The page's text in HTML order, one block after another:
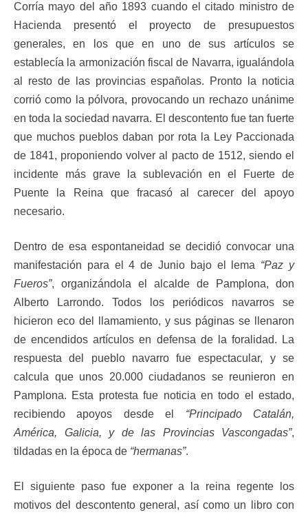
Corría mayo del año 1893 cuando el citado ministro de
Hacienda presentó el proyecto de presupuestos
generales, en los que en uno de sus artículos se
establecía la armonización fiscal de Navarra, igualándola
al resto de las provincias españolas. Pronto la noticia
corrió como la pólvora, provocando un rechazo unánime
en toda la sociedad navarra. El descontento fue tan fuerte
que muchos pueblos daban por rota la Ley Paccionada
de 1841, proponiendo volver al pacto de 1512, siendo el
incidente más grave la sublevación en el Fuerte de
Puente la Reina que fracasó al carecer del apoyo
necesario.
Dentro de esa espontaneidad se decidió convocar una
manifestación para el 4 de Junio bajo el lema “Paz y
Fueros”, organizándola el alcalde de Pamplona, don
Alberto Larrondo. Todos los periódicos navarros se
hicieron eco del llamamiento, y sus páginas se llenaron
de encendidos artículos en defensa de la foralidad. La
respuesta del pueblo navarro fue espectacular, y se
calcula que unos 20.000 ciudadanos se reunieron en
Pamplona. Esta protesta fue noticia en todo el estado,
recibiendo apoyos desde el “Principado Catalán,
América, Galicia, y de las Provincias Vascongadas”,
tildadas en la época de “hermanas”.
El siguiente paso fue exponer a la reina regente los
motivos del descontento general, así como un libro con